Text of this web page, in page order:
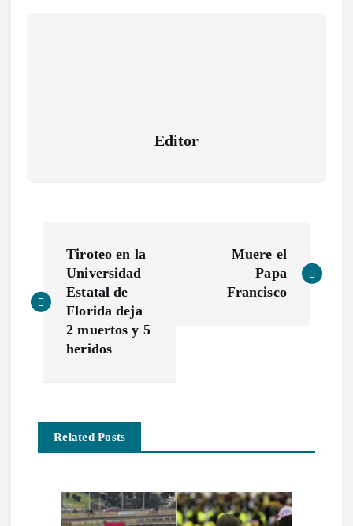
Editor
v
a
Tiroteo en la
Universidad
Estatal de
Florida deja
2 muertos y 5
heridos
Muere el
Papa
Francisco
Related Posts